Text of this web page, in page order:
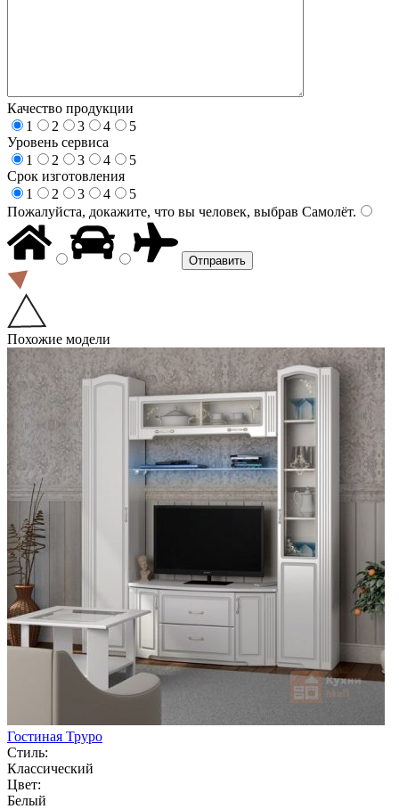
Качество продукции
1
2 3 4
5
Уровень сервиса
1
2 3 4
5
Срок изготовления
1
2 3 4
5
Пожалуйста, докажите, что вы человек, выбрав Самолёт.
Похожие модели
Гостиная Труро
Стиль:
Классический
Цвет:
Белый